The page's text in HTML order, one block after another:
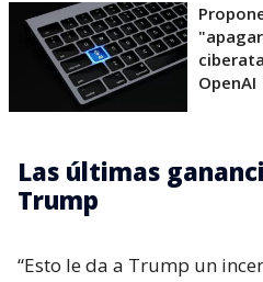
OpenAI
Las últimas
Trump
“Esto le da a Trump un